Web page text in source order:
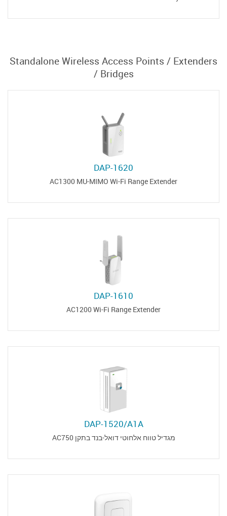
Standalone Wireless Access Points / Extenders
/ Bridges
DAP-1620
AC1300 MU-MIMO Wi-Fi Range Extender
DAP-1610
AC1200 Wi-Fi Range Extender
DAP-1520/A1A
מגדיל טווח אלחוטי דואל-בנד בתקן AC750